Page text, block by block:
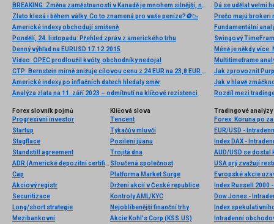
BREAKING: Změna zaměstnanosti v Kanadě je mnohem silnější, než se očekávalo. USDCAD ztrácí 📉
Zlato klesá i během války. Co to znamená pro vaše peníze?🪙📉
Americké indexy obchodují smíšeně
Pondělí, 24. listopadu: Přehled zpráv z amerického trhu
Denný výhľad na EURUSD 17.12.2015
Video: OPEC prodloužil kvóty, obchodníky nedojal
CTP: Bernstein mírně snižuje cílovou cenu z 24 EUR na 23,8 EUR se stálým doporučením „outperform“
Americké indexy po inflačních datech hledaly směr
Analýza zlata na 11. září 2023 – odmítnutí na klíčové rezistenci
Dá se udělat velmi
Prečo majú brokeri
Méně je někdy
Multitimeframe
Jak zprovoznit
Rozdíl mezi
Forex slovník pojmů
Progresivní investor
Startup
Stagflace
Standstill agreement
ADR (Americké depozitní certifikáty)
Cap
Akciový registr
Securitizace
Long/short strategie
Mezibankovní
Klíčová slova
Tencent
Tykačův mluvčí
Posílení jüanu
Trojitá dna
Sloučená společnost
Platforma Market Surge
Držení akcií v České republice
Kontroly AML/KYC
Nejoblíbenější finanční trhy
Akcie Kohl's Corp (KSS.US)
Tradingové analýzy
EUR/USD -
Index DAX -
AUD/USD se dostal
USA prý zvažují
Index Russell 2000
Dow Jones -
Index